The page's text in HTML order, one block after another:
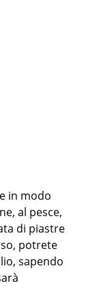
in modo
al pesce,
di piastre
potrete
sapendo